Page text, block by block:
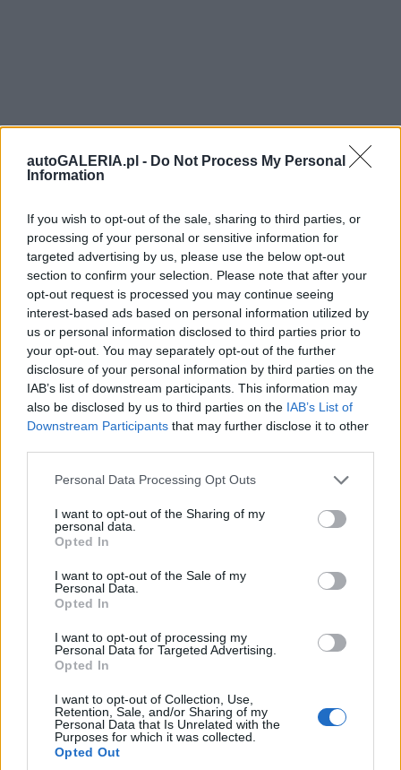
autoGALERIA.pl - Do Not Process My Personal
Information
If you wish to opt-out of the sale, sharing to third parties, or
processing of your personal or sensitive information for
targeted advertising by us, please use the below opt-out
section to confirm your selection. Please note that after your
opt-out request is processed you may continue seeing
interest-based ads based on personal information utilized by
us or personal information disclosed to third parties prior to
your opt-out. You may separately opt-out of the further
disclosure of your personal information by third parties on the
IAB’s list of downstream participants. This information may
also be disclosed by us to third parties on the IAB’s List of
Downstream Participants that may further disclose it to other
Please note that this website/app uses one or more Google
not limited to your visit or usage behaviour. You may click to
grant or deny consent to Google and its third-party tags to
use your data for below specified purposes in below Google
consent section.
Personal Data Processing Opt Outs
I want to opt-out of the Sharing of my
personal data.
Opted In
I want to opt-out of the Sale of my
Personal Data.
Opted In
I want to opt-out of processing my
Personal Data for Targeted Advertising.
Opted In
I want to opt-out of Collection, Use,
Retention, Sale, and/or Sharing of my
Personal Data that Is Unrelated with the
Purposes for which it was collected.
Opted Out